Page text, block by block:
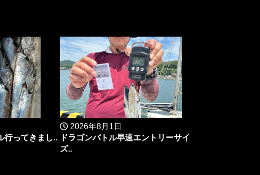
行ってきまし..
2026年8月1日
ドラゴンバトル早速エントリーサイ
ズ..